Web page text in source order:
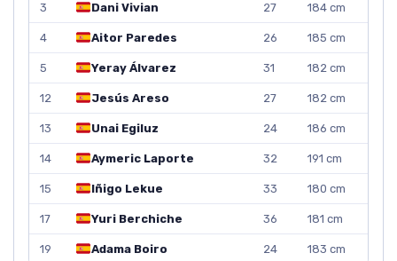
3 Dani Vivian 27 184 cm
4 Aitor Paredes 26 185 cm
5 Yeray Álvarez 31 182 cm
12 Jesús Areso 27 182 cm
13 Unai Egiluz 24 186 cm
14 Aymeric Laporte 32 191 cm
15 Iñigo Lekue 33 180 cm
17 Yuri Berchiche 36 181 cm
19 Adama Boiro 24 183 cm